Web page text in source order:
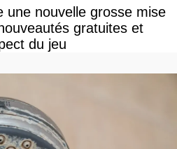
une nouvelle grosse mise
gratuites et
du jeu